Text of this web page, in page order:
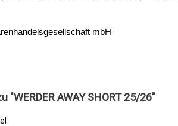
mbH
AWAY SHORT 25/26"